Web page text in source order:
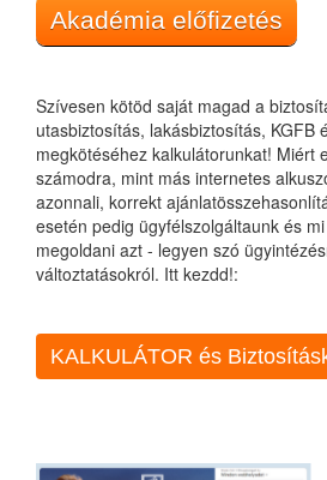
Akadémia előfizetés
Szívesen kötöd saját magad a
utasbiztosítás, lakásbiztosítás, KGFB
megkötéséhez kalkulátorunkat! Miért
számodra, mint más internetes
azonnali, korrekt
esetén pedig ügyfélszolgáltaunk és
megoldani azt - legyen szó
változtatásokról. Itt kezdd!:
KALKULÁTOR és